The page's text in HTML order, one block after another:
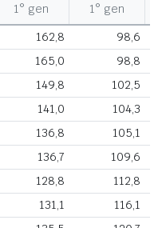
1° gen 1° gen
162,8
98,6
165,0
98,8
149,8
102,5
141,0
104,3
136,8
105,1
136,7
109,6
128,8
112,8
131,1
116,1